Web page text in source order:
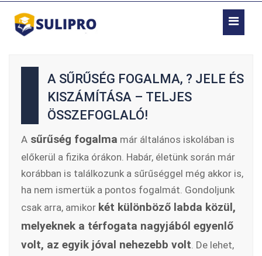
A SŰRŰSÉG FOGALMA, ? JELE ÉS
KISZÁMÍTÁSA – TELJES
ÖSSZEFOGLALÓ!
A sűrűség fogalma már általános iskolában is
előkerül a fizika órákon. Habár, életünk során már
korábban is találkozunk a sűrűséggel még akkor is,
ha nem ismertük a pontos fogalmát. Gondoljunk
csak arra, amikor két különböző labda közül,
melyeknek a térfogata nagyjából egyenlő
volt, az egyik jóval nehezebb volt. De lehet,